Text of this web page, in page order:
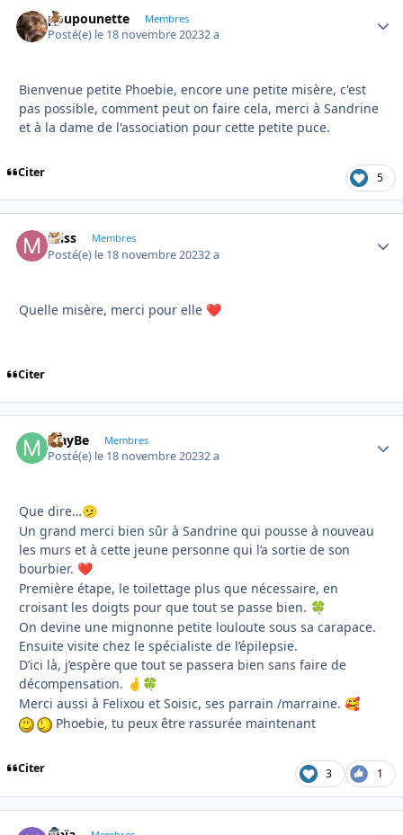
poupounette Membres
Posté(e) le 18 novembre 20232 a
Bienvenue petite Phoebie, encore une petite misère, c'est
pas possible, comment peut on faire cela, merci à Sandrine
et à la dame de l'association pour cette petite puce.
Citer 5
miss Membres
Posté(e) le 18 novembre 20232 a
Quelle misère, merci pour elle ❤️
Citer
MayBe Membres
Posté(e) le 18 novembre 20232 a
Que dire…🫤
Un grand merci bien sûr à Sandrine qui pousse à nouveau
les murs et à cette jeune personne qui l’a sortie de son
bourbier. ❤️
Première étape, le toilettage plus que nécessaire, en
croisant les doigts pour que tout se passe bien. 🍀
On devine une mignonne petite louloute sous sa carapace.
Ensuite visite chez le spécialiste de l’épilepsie.
D’ici là, j’espère que tout se passera bien sans faire de
décompensation. 🤞 🍀
Merci aussi à Felixou et Soisic, ses parrain /marraine. 🥰
Phoebie, tu peux être rassurée maintenant
Citer 3 1